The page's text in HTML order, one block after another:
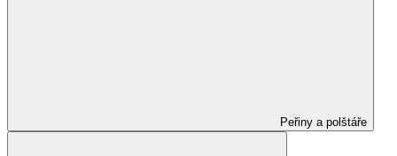
Peřiny a polštáře